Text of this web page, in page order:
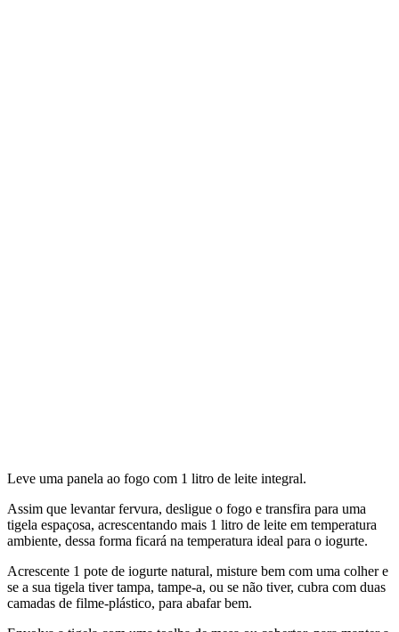
Leve uma panela ao fogo com 1 litro de leite integral.
Assim que levantar fervura, desligue o fogo e transfira para uma
tigela espaçosa, acrescentando mais 1 litro de leite em temperatura
ambiente, dessa forma ficará na temperatura ideal para o iogurte.
Acrescente 1 pote de iogurte natural, misture bem com uma colher e
se a sua tigela tiver tampa, tampe-a, ou se não tiver, cubra com duas
camadas de filme-plástico, para abafar bem.